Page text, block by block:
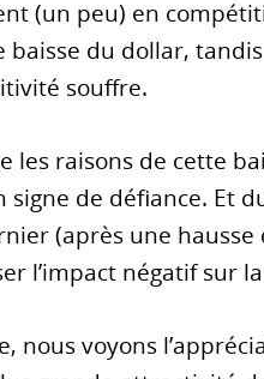
(un peu) en
baisse du dollar,
souffre.
les raisons de cette
signe de défiance. Et
(après une
l’impact négatif sur
nous voyons